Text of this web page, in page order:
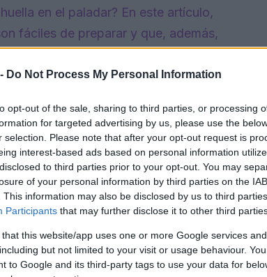
Do Not Process My Personal Information
opt-out of the sale, sharing to third parties, or processing
for targeted advertising by us, please use the
selection. Please note that after your opt-out request is
interest-based ads based on personal information
to third parties prior to your opt-out. You may
of your personal information by third parties on the
This information may also be disclosed by us to third
Participants that may further disclose it to other third
that this website/app uses one or more Google services
but not limited to your visit or usage behaviour.
to Google and its third-party tags to use your data for
en el paladar? En este artículo,
fáciles de preparar y que, además,
que despierta el apetito hasta un plato
para tu próxima reunión.